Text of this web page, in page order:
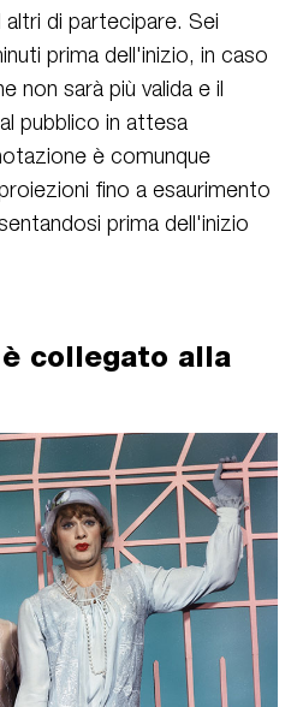
di partecipare. Sei
prima dell'inizio, in caso
non sarà più valida e il
pubblico in attesa
è comunque
fino a esaurimento
prima dell'inizio
collegato alla